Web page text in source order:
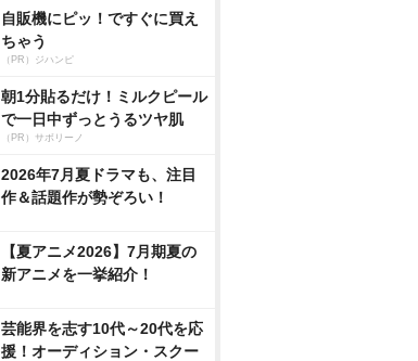
自販機にピッ！ですぐに買え
ちゃう
（PR）ジハンピ
朝1分貼るだけ！ミルクピール
で一日中ずっとうるツヤ肌
（PR）サボリーノ
2026年7月夏ドラマも、注目
作＆話題作が勢ぞろい！
【夏アニメ2026】7月期夏の
新アニメを一挙紹介！
芸能界を志す10代～20代を応
援！オーディション・スクー